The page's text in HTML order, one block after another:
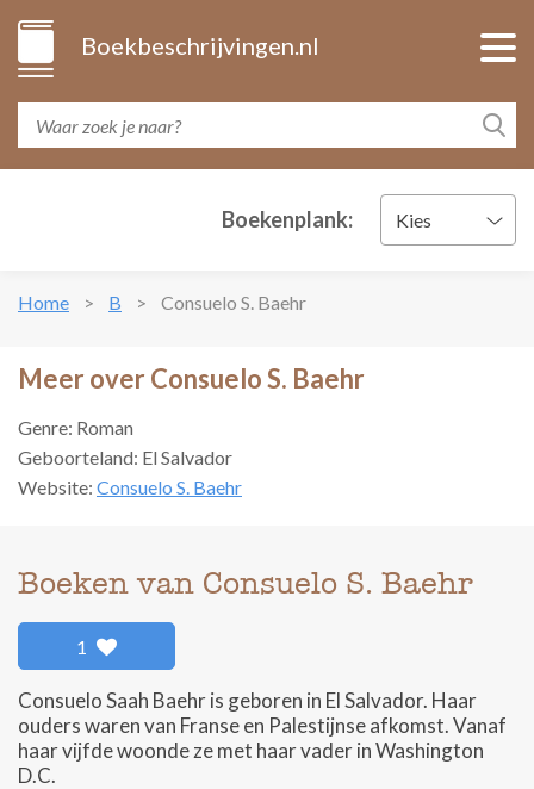
Boekbeschrijvingen.nl
Boekenplank: Kies
Home B Consuelo S. Baehr
Meer over Consuelo S. Baehr
Genre: Roman
Geboorteland: El Salvador
Website: Consuelo S. Baehr
Boeken van Consuelo S. Baehr
1
Consuelo Saah Baehr is geboren in El Salvador. Haar
ouders waren van Franse en Palestijnse afkomst. Vanaf
haar vijfde woonde ze met haar vader in Washington
D.C.